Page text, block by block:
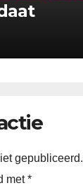
gepubliceerd.
met*